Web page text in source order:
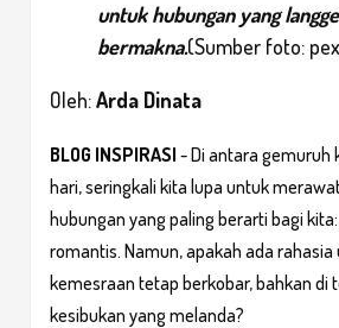
untuk hubungan yang
bermakna.(Sumber foto:
Oleh:Arda Dinata
BLOG INSPIRASI -Di antara gemuruh
hari, seringkali kita lupa untuk
hubungan yang paling berarti bagi
romantis. Namun, apakah ada
kemesraan tetap berkobar, bahkan di
kesibukan yang melanda?